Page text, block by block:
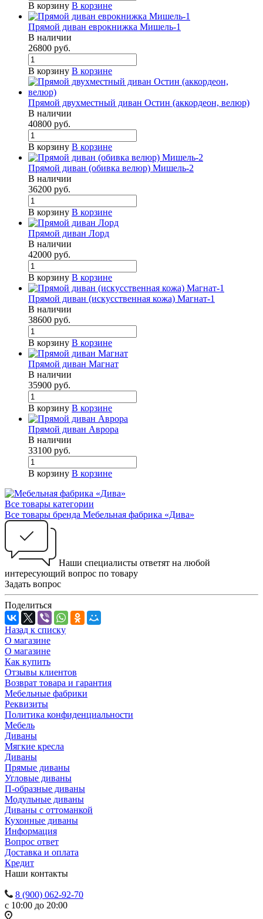
В корзину В корзине
Прямой диван еврокнижка Мишель-1
В наличии
26800 руб.
В корзину В корзине
Прямой двухместный диван Остин (аккордеон, велюр)
В наличии
40800 руб.
В корзину В корзине
Прямой диван (обивка велюр) Мишель-2
В наличии
36200 руб.
В корзину В корзине
Прямой диван Лорд
В наличии
42000 руб.
В корзину В корзине
Прямой диван (искусственная кожа) Магнат-1
В наличии
38600 руб.
В корзину В корзине
Прямой диван Магнат
В наличии
35900 руб.
В корзину В корзине
Прямой диван Аврора
В наличии
33100 руб.
В корзину В корзине
Все товары категории
Все товары бренда Мебельная фабрика «Дива»
Наши специалисты ответят на любой
интересующий вопрос по товару
Задать вопрос
Поделиться
Назад к списку
О магазине
О магазине
Как купить
Отзывы клиентов
Возврат товара и гарантия
Мебельные фабрики
Реквизиты
Политика конфиденциальности
Мебель
Диваны
Мягкие кресла
Диваны
Прямые диваны
Угловые диваны
П-образные диваны
Модульные диваны
Диваны с оттоманкой
Кухонные диваны
Информация
Вопрос ответ
Доставка и оплата
Кредит
Наши контакты
8 (900) 062-92-70
с 10:00 до 20:00